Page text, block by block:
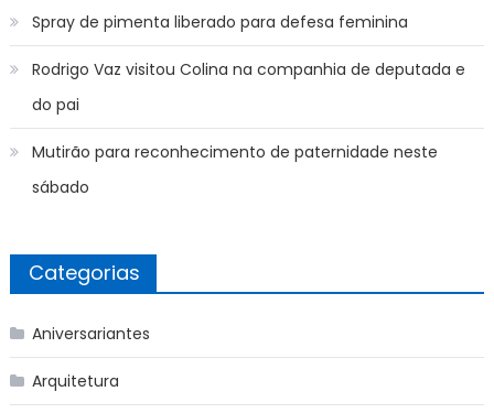
Spray de pimenta liberado para defesa feminina
Rodrigo Vaz visitou Colina na companhia de deputada e
do pai
Mutirão para reconhecimento de paternidade neste
sábado
Categorias
Aniversariantes
Arquitetura